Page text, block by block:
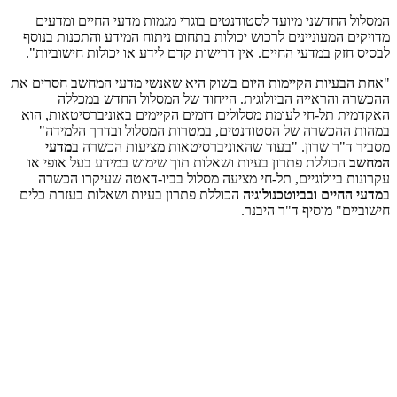
המסלול החדשני מיועד לסטודנטים בוגרי מגמות מדעי החיים ומדעים
מדויקים המעוניינים לרכוש יכולות בתחום ניתוח המידע והתכנות בנוסף
לבסיס חזק במדעי החיים. אין דרישות קדם לידע או יכולות חישוביות".
"אחת הבעיות הקיימות היום בשוק היא שאנשי מדעי המחשב חסרים את
ההכשרה והראייה הביולוגית. הייחוד של המסלול החדש במכללה
האקדמית תל-חי לעומת מסלולים דומים הקיימים באוניברסיטאות, הוא
במהות ההכשרה של הסטודנטים, במטרות המסלול ובדרך הלמידה"
מסביר ד"ר שרון. "בעוד שהאוניברסיטאות מציעות הכשרה במדעי
המחשב הכוללת פתרון בעיות ושאלות תוך שימוש במידע בעל אופי או
עקרונות ביולוגיים, תל-חי מציעה מסלול בביו-דאטה שעיקרו הכשרה
במדעי החיים ובביוטכנולוגיה הכוללת פתרון בעיות ושאלות בעזרת כלים
חישוביים" מוסיף ד"ר היבנר.